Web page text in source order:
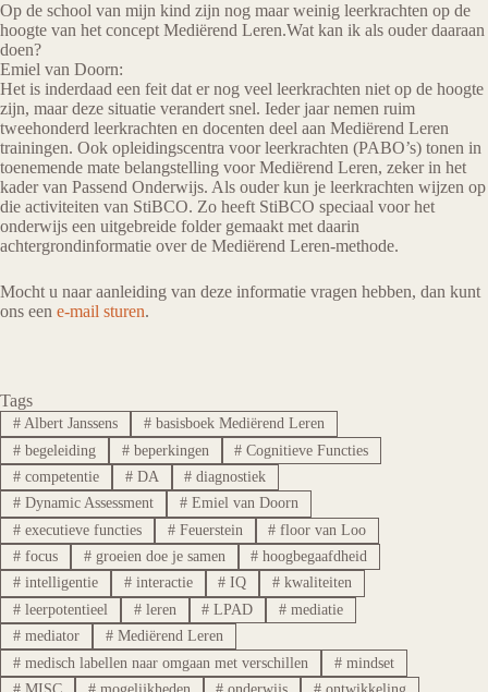
Op de school van mijn kind zijn nog maar weinig leerkrachten op de
hoogte van het concept Mediërend Leren.Wat kan ik als ouder daaraan
doen?
Emiel van Doorn:
Het is inderdaad een feit dat er nog veel leerkrachten niet op de hoogte
zijn, maar deze situatie verandert snel. Ieder jaar nemen ruim
tweehonderd leerkrachten en docenten deel aan Mediërend Leren
trainingen. Ook opleidingscentra voor leerkrachten (PABO’s) tonen in
toenemende mate belangstelling voor Mediërend Leren, zeker in het
kader van Passend Onderwijs. Als ouder kun je leerkrachten wijzen op
die activiteiten van StiBCO. Zo heeft StiBCO speciaal voor het
onderwijs een uitgebreide folder gemaakt met daarin
achtergrondinformatie over de Mediërend Leren-methode.
Mocht u naar aanleiding van deze informatie vragen hebben, dan kunt
ons een e-mail sturen.
Tags
#Albert Janssens #basisboek Mediërend Leren
#begeleiding #beperkingen # Cognitieve Functies
#competentie #DA # diagnostiek
#Dynamic Assessment #Emiel van Doorn
#executieve functies #Feuerstein # floor van Loo
#focus #groeien doe je samen # hoogbegaafdheid
#intelligentie #interactie # IQ # kwaliteiten
#leerpotentieel #leren # LPAD # mediatie
#mediator #Mediërend Leren
#medisch labellen naar omgaan met verschillen #mindset